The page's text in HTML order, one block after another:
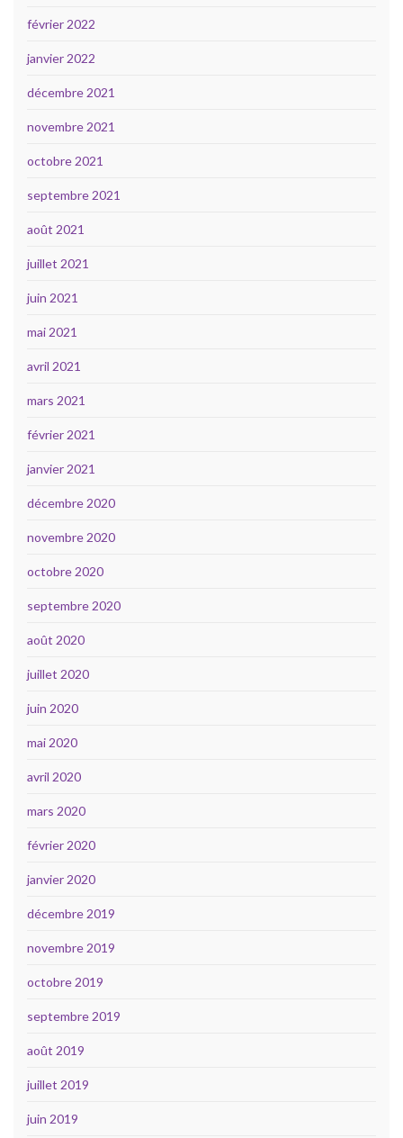
février 2022
janvier 2022
décembre 2021
novembre 2021
octobre 2021
septembre 2021
août 2021
juillet 2021
juin 2021
mai 2021
avril 2021
mars 2021
février 2021
janvier 2021
décembre 2020
novembre 2020
octobre 2020
septembre 2020
août 2020
juillet 2020
juin 2020
mai 2020
avril 2020
mars 2020
février 2020
janvier 2020
décembre 2019
novembre 2019
octobre 2019
septembre 2019
août 2019
juillet 2019
juin 2019